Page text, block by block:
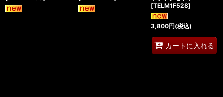
[TELM1F528]
3,800円(税込)
カートに入れる